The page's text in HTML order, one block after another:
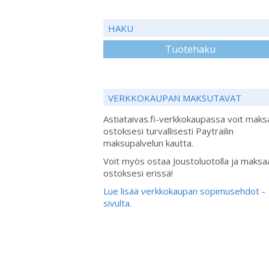
HAKU
Tuotehaku
VERKKOKAUPAN MAKSUTAVAT
Astiataivas.fi-verkkokaupassa voit
ostoksesi turvallisesti Paytrailin
maksupalvelun kautta.
Voit myös ostaa Joustoluotolla ja
ostoksesi erissä!
Lue lisää verkkokaupan sopimusehdot -
sivulta.